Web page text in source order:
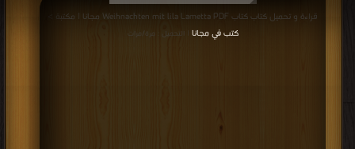
قراءة و تحميل كتاب كتاب Weihnachten mit lila Lametta PDF مجانا | مكتبة >
كتب في مجانا | التحميل : مرة/مرات